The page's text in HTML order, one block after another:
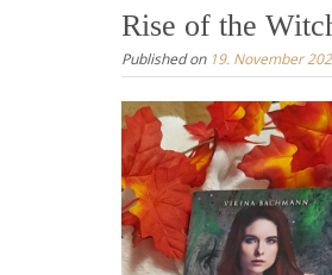
Rise of the
Published on 19. November